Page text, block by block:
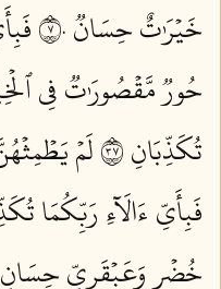
خَيۡرَٰتٌ حِسَانٞ ٧٠
حُورٞ مَّقۡصُورَٰتٞ فِي
تُكَذِّبَانِ ٧٣
لَمۡ
فَبِأَيِّ ءَالَآءِ رَبِّكُمَا
خُضۡرٖ وَعَبۡقَرِيٍّ حِسَانٖ ٧٦